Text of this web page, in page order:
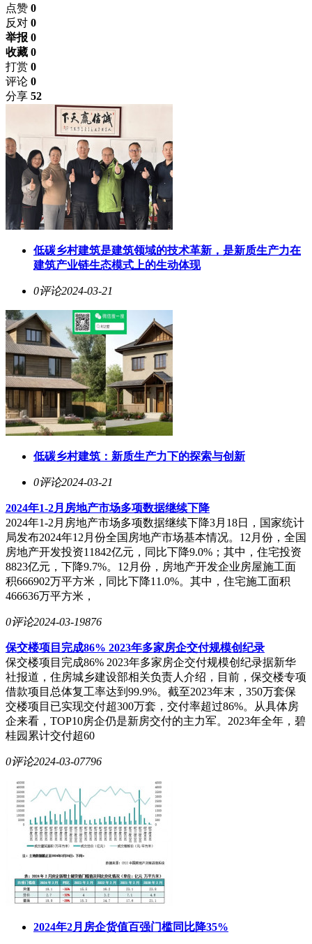
点赞 0
反对 0
举报 0
收藏 0
打赏 0
评论 0
分享 52
低碳乡村建筑是建筑领域的技术革新，是新质生产力在
建筑产业链生态模式上的生动体现
0评论2024-03-21
低碳乡村建筑：新质生产力下的探索与创新
0评论2024-03-21
2024年1-2月房地产市场多项数据继续下降
2024年1-2月房地产市场多项数据继续下降3月18日，国家统计
局发布2024年12月份全国房地产市场基本情况。12月份，全国
房地产开发投资11842亿元，同比下降9.0%；其中，住宅投资
8823亿元，下降9.7%。12月份，房地产开发企业房屋施工面
积666902万平方米，同比下降11.0%。其中，住宅施工面积
466636万平方米，
0评论2024-03-19876
保交楼项目完成86% 2023年多家房企交付规模创纪录
保交楼项目完成86% 2023年多家房企交付规模创纪录据新华
社报道，住房城乡建设部相关负责人介绍，目前，保交楼专项
借款项目总体复工率达到99.9%。截至2023年末，350万套保
交楼项目已实现交付超300万套，交付率超过86%。从具体房
企来看，TOP10房企仍是新房交付的主力军。2023年全年，碧
桂园累计交付超60
0评论2024-03-07796
2024年2月房企货值百强门槛同比降35%